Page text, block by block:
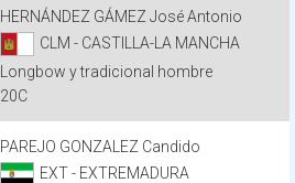
HERNÁNDEZ GÁMEZ José Antonio
CLM - CASTILLA-LA MANCHA
Longbow y tradicional hombre
20C
PAREJO GONZALEZ Candido
EXT - EXTREMADURA